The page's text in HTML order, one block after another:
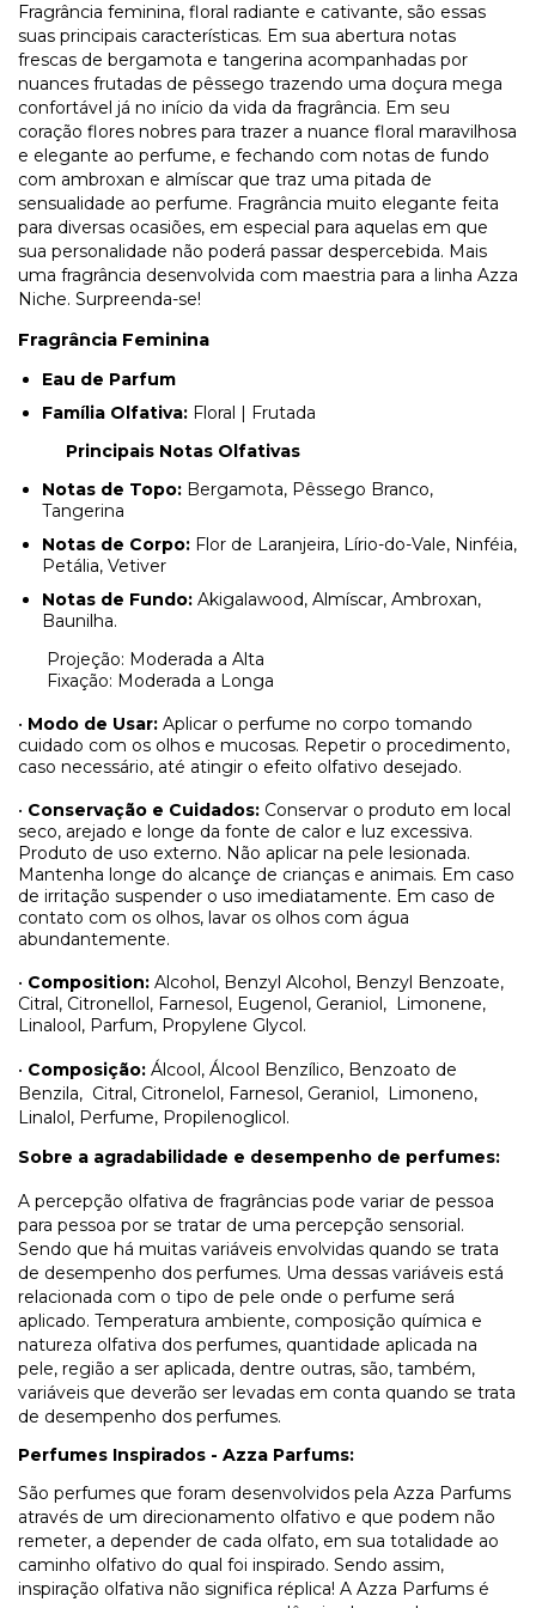
Fragrância feminina, floral radiante e cativante, são essas
suas principais características. Em sua abertura notas
frescas de bergamota e tangerina acompanhadas por
nuances frutadas de pêssego trazendo uma doçura mega
confortável já no início da vida da fragrância. Em seu
coração flores nobres para trazer a nuance floral maravilhosa
e elegante ao perfume, e fechando com notas de fundo
com ambroxan e almíscar que traz uma pitada de
sensualidade ao perfume. Fragrância muito elegante feita
para diversas ocasiões, em especial para aquelas em que
sua personalidade não poderá passar despercebida. Mais
uma fragrância desenvolvida com maestria para a linha Azza
Niche. Surpreenda-se!
Fragrância Feminina
Eau de Parfum
Família Olfativa: Floral | Frutada
Principais Notas Olfativas
Notas de Topo: Bergamota, Pêssego Branco,
Tangerina
Notas de Corpo: Flor de Laranjeira, Lírio-do-Vale, Ninféia,
Petália, Vetiver
Notas de Fundo: Akigalawood, Almíscar, Ambroxan,
Baunilha.
Projeção: Moderada a Alta
Fixação: Moderada a Longa
• Modo de Usar: Aplicar o perfume no corpo tomando
cuidado com os olhos e mucosas. Repetir o procedimento,
caso necessário, até atingir o efeito olfativo desejado.
• Conservação e Cuidados: Conservar o produto em local
seco, arejado e longe da fonte de calor e luz excessiva.
Produto de uso externo. Não aplicar na pele lesionada.
Mantenha longe do alcançe de crianças e animais. Em caso
de irritação suspender o uso imediatamente. Em caso de
contato com os olhos, lavar os olhos com água
abundantemente.
• Composition: Alcohol, Benzyl Alcohol, Benzyl Benzoate,
Citral, Citronellol, Farnesol, Eugenol, Geraniol,
Limonene,
Linalool, Parfum, Propylene Glycol.
• Composição: Álcool, Álcool Benzílico, Benzoato de
Benzila, Citral, Citronelol, Farnesol, Geraniol, Limoneno,
Linalol, Perfume, Propilenoglicol.
Sobre a agradabilidade e desempenho de perfumes:
A percepção olfativa de fragrâncias pode variar de pessoa
para pessoa por se tratar de uma percepção sensorial.
Sendo que há muitas variáveis envolvidas quando se trata
de desempenho dos perfumes. Uma dessas variáveis está
relacionada com o tipo de pele onde o perfume será
aplicado. Temperatura ambiente, composição química e
natureza olfativa dos perfumes, quantidade aplicada na
pele, região a ser aplicada, dentre outras, são, também,
variáveis que deverão ser levadas em conta quando se trata
de desempenho dos perfumes.
Perfumes Inspirados - Azza Parfums:
São perfumes que foram desenvolvidos pela Azza Parfums
através de um direcionamento olfativo e que podem não
remeter, a depender de cada olfato, em sua totalidade ao
caminho olfativo do qual foi inspirado. Sendo assim,
inspiração olfativa não significa réplica! A Azza Parfums é